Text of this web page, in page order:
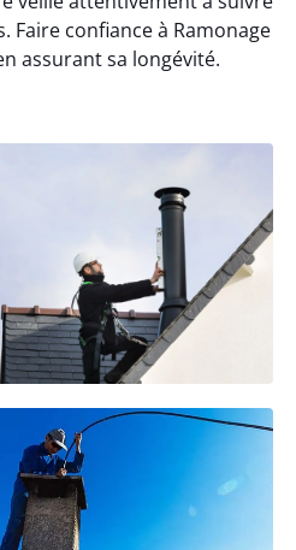
confiance à Ramonage
assurant sa longévité.